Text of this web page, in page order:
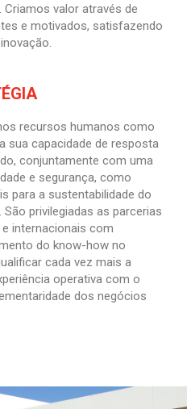
valor através de
e motivados, satisfazendo
recursos humanos como
sua capacidade de resposta
conjuntamente com uma
e segurança, como
para a sustentabilidade do
privilegiadas as parcerias
internacionais com
do know-how no
cada vez mais a
operativa com o
dos negócios